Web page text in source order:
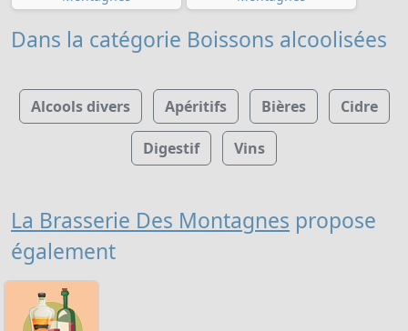
Dans la catégorie Boissons alcoolisées
Alcools divers Apéritifs Bières Cidre
Digestif Vins
La Brasserie Des Montagnes propose
également